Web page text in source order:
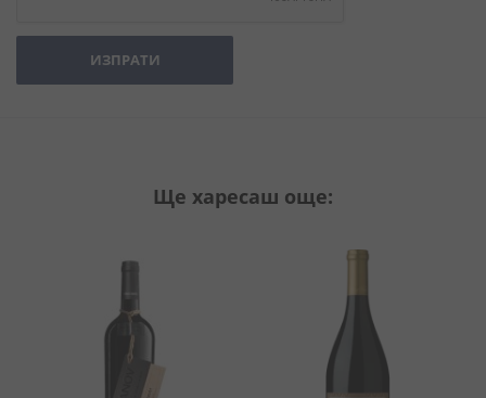
ИЗПРАТИ
Ще харесаш още: